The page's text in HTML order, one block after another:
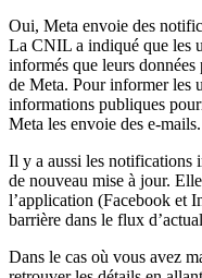
Oui, Meta envoie des
La CNIL a indiqué que les
informés que leurs
de Meta. Pour informer les
informations publiques
Meta les envoie des e-mails.
Il y a aussi les notifications
de nouveau mise à jour.
l’application (Facebook et
barrière dans le flux
Dans le cas où vous avez